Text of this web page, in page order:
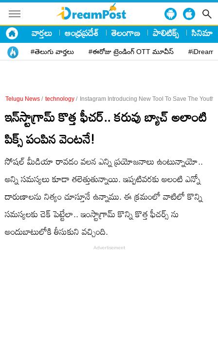
వార్తలు ఆంధ్రప్రదేశ్ తెలంగాణ పాలిటిక్స్ సినిమా
#తెలుగు వార్తలు #ఈరోజు ట్రెండింగ్ OTT మూవీస్
Telugu News / technology / Instagram Introducing New Tool To Save The Youth
ఇన్‌స్టాగ్రామ్‌ కొత్త ఫీచర్.. కరువు బ్యాచ్ అలాంటి
పిక్స్ పంపిన వెంటనే!
సోషల్ మీడియా రావడం వలన ఎన్ని ప్రయోజనాలు ఉంటున్నాయో..
అన్ని సమస్యలు కూడా తలెత్తుతున్నాయి. ఇప్పటివరకు అలంటి ఎన్నో
దారుణాలను నిత్యం చూస్తూనే ఉన్నాము. ఈ క్రమంలో వాటిలో కొన్ని
సమస్యలకు చెక్ పెట్టేలా.. ఇంస్టాగ్రామ్ కొన్ని కొత్త ఫీచర్స్ ను
అందుబాటులోకి తీసుకుని వచ్చింది.